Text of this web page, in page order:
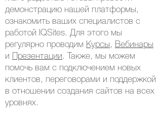
демонстрацию нашей платформы,
ознакомить ваших специалистов с
работой IQSites. Для этого мы
регулярно проводим Курсы , Вебинары
и
Презентации . Также, мы можем
помочь вам с подключением новых
клиентов, переговорами и поддержкой
в отношении создания сайтов на всех
уровнях.